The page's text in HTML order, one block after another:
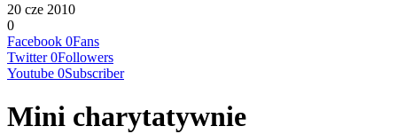
20 cze 2010
0
Facebook 0Fans
Twitter 0Followers
Youtube 0Subscriber
Mini charytatywnie